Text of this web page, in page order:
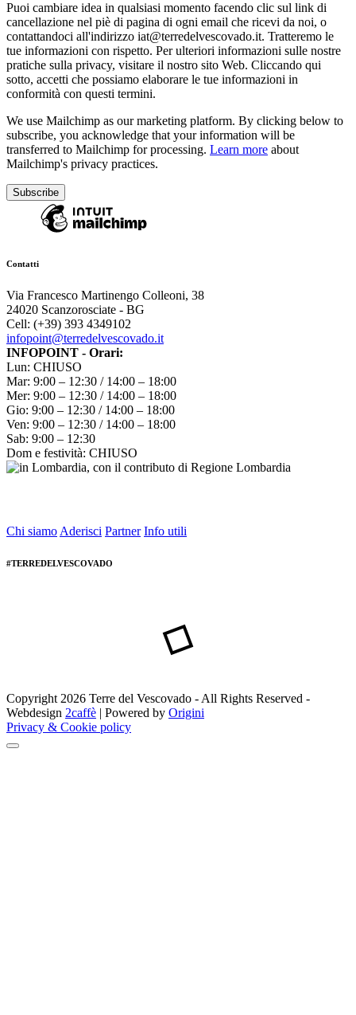
Puoi cambiare idea in qualsiasi momento facendo clic sul link di
cancellazione nel piè di pagina di ogni email che ricevi da noi, o
contattandoci all'indirizzo iat@terredelvescovado.it. Tratteremo le
tue informazioni con rispetto. Per ulteriori informazioni sulle nostre
pratiche sulla privacy, visitare il nostro sito Web. Cliccando qui
sotto, accetti che possiamo elaborare le tue informazioni in
conformità con questi termini.
We use Mailchimp as our marketing platform. By clicking below to
subscribe, you acknowledge that your information will be
transferred to Mailchimp for processing. Learn more about
Mailchimp's privacy practices.
Contatti
Via Francesco Martinengo Colleoni, 38
24020 Scanzorosciate - BG
Cell: (+39) 393 4349102
infopoint@terredelvescovado.it
INFOPOINT - Orari:
Lun: CHIUSO
Mar: 9:00 – 12:30 / 14:00 – 18:00
Mer: 9:00 – 12:30 / 14:00 – 18:00
Gio: 9:00 – 12:30 / 14:00 – 18:00
Ven: 9:00 – 12:30 / 14:00 – 18:00
Sab: 9:00 – 12:30
Dom e festività: CHIUSO
Chi siamo Aderisci Partner Info utili
#TERREDELVESCOVADO
Copyright 2026 Terre del Vescovado - All Rights Reserved -
Webdesign 2caffè | Powered by Origini
Privacy & Cookie policy